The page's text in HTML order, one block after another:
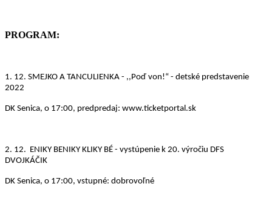
PROGRAM:
1. 12. SMEJKO A TANCULIENKA - ,,Poď von!“ - detské predstavenie
2022
DK Senica, o 17:00, predpredaj: www.ticketportal.sk
2. 12. ENIKY BENIKY KLIKY BÉ - vystúpenie k 20. výročiu DFS
DVOJKÁČIK
DK Senica, o 17:00, vstupné: dobrovoľné